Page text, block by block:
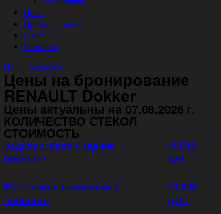
Цены
Примеры работ
О нас
Контакты
Цены на услуги
Цены на бронирование
RENAULT Dokker
Цены актуальны на 07.08.2026 г.
КОЛИЧЕСТВО СТЕКОЛ
СТОИМОСТЬ
Заднее стекло + задние
боковые
15 000
руб.
Все стекла целиком без
лобового
21 300
руб.